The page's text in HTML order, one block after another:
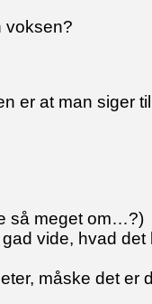
voksen?
er at man siger
så meget om…?)
vide, hvad det
måske det er